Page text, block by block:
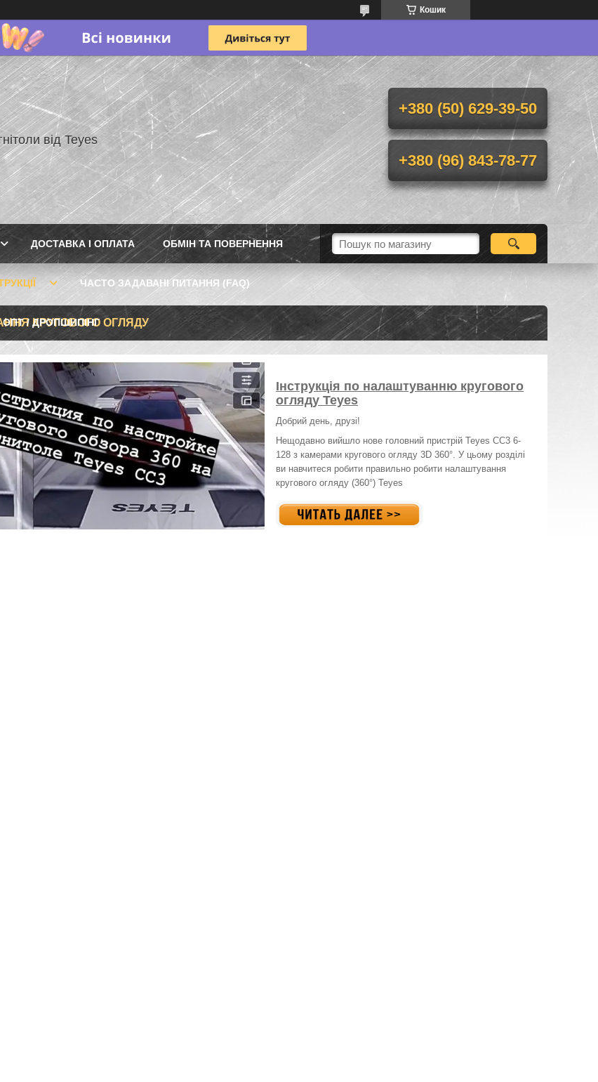
Кошик
від Teyes
+380 (50) 629-39-50
+380 (96) 843-78-77
ДОСТАВКА І ОПЛАТА ОБМІН ТА ПОВЕРНЕННЯ
ЧАСТО ЗАДАВАНІ ПИТАННЯ (FAQ)
ОПТ / ДРОПШИПІНГ
КРУГОВОГО ОГЛЯДУ
Інструкція по налаштуванню кругового
огляду Teyes
Добрий день, друзі!
Нещодавно вийшло нове головний пристрій Teyes CC3 6-
128 з камерами кругового огляду 3D 360°. У цьому розділі
ви навчитеся робити правильно робити налаштування
кругового огляду (360°) Teyes